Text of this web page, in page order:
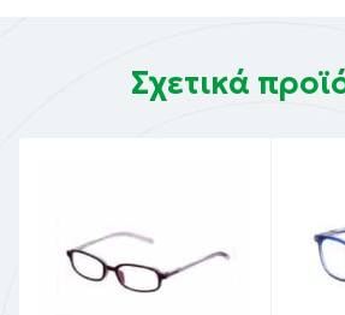
Σχετικά